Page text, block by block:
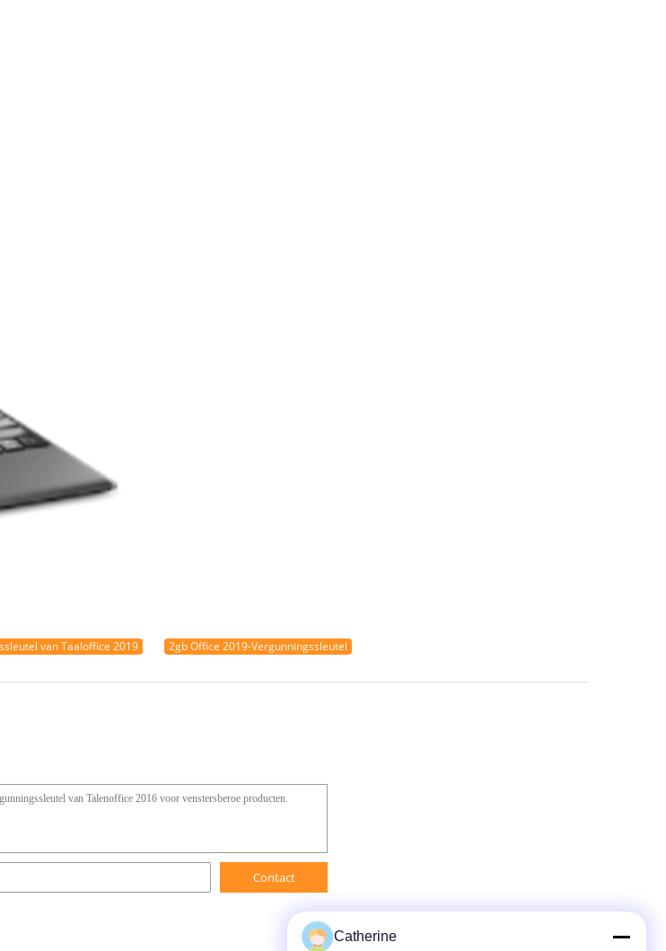
van Taaloffice 2019 2gb Office 2019-Vergunningssleutel
Contact
Catherine